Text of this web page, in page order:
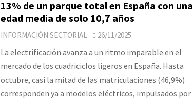
13% de un parque total en España con una
edad media de solo 10,7 años
INFORMACIÓN SECTORIAL 26/11/2025
La electrificación avanza a un ritmo imparable en el
mercado de los cuadriciclos ligeros en España. Hasta
octubre, casi la mitad de las matriculaciones (46,9%)
corresponden ya a modelos eléctricos, impulsados por